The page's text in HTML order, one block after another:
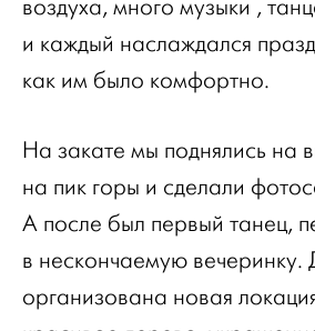
воздуха, много музыки ,
и каждый наслаждался
как им было комфортно.
На закате мы поднялись на
на пик горы и сделали
А после был первый танец,
в нескончаемую вечеринку.
организована новая